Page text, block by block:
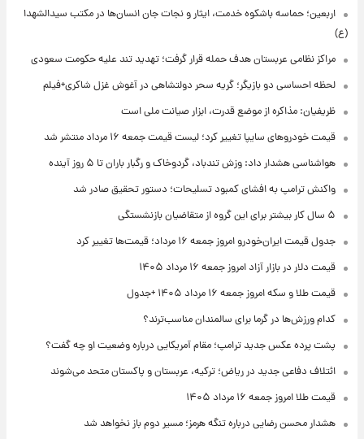
اربعین؛ حماسه باشکوه خدمت، ایثار و نجات جان انسان‌ها در مکتب سیدالشهدا
(ع)
مراکز نظامی عربستان هدف حمله قرار گرفت؛ تهدید تند علیه حکومت سعودی
لحظه احساسی دو بازیگر؛ گریه سحر دولتشاهی در آغوش غزل شاکری+فیلم
ظریفیان: مذاکره از موضع قدرت، ابزار صیانت ملی است
قیمت خودروهای سایپا تغییر کرد؛ لیست قیمت جمعه ۱۶ مرداد منتشر شد
هواشناسی هشدار داد: وزش تندباد، گردوخاک و رگبار باران تا ۵ روز آینده
واکنش ترامپ به افشای کمبود تسلیحات؛ دستور تحقیق صادر شد
۵ سال کار بیشتر برای این گروه از متقاضیان بازنشستگی
جدول قیمت ایران‌خودرو امروز جمعه ۱۶ مرداد؛ قیمت‌ها تغییر کرد
قیمت دلار در بازار آزاد امروز جمعه ۱۶ مرداد ۱۴۰۵
قیمت طلا و سکه امروز جمعه ۱۶ مرداد ۱۴۰۵ +جدول
کدام ورزش‌ها در گرما برای سالمندان مناسب‌ترند؟
پشت پرده عکس جدید ترامپ؛ مقام آمریکایی درباره وضعیت او چه گفت؟
ائتلاف دفاعی جدید در ریاض؛ ترکیه، عربستان و پاکستان متحد می‌شوند
قیمت طلا امروز جمعه ۱۶ مرداد ۱۴۰۵
هشدار محسن رضایی درباره تنگه هرمز؛ مسیر دوم باز نخواهد شد